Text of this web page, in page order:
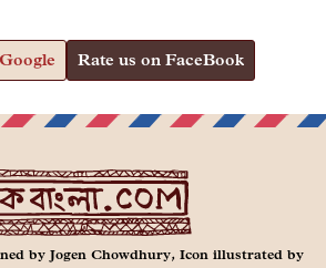
Rate us on FaceBook
by Jogen Chowdhury, Icon illustrated by